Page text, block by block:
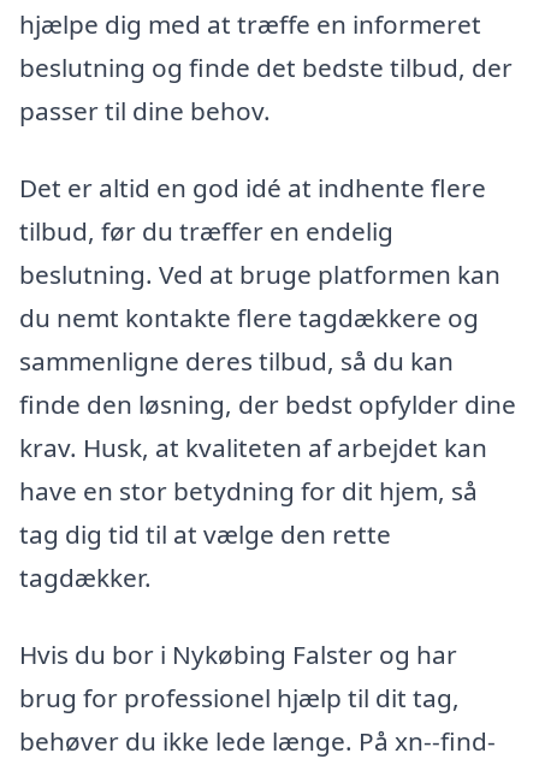
hjælpe dig med at træffe en informeret
beslutning og finde det bedste tilbud, der
passer til dine behov.
Det er altid en god idé at indhente flere
tilbud, før du træffer en endelig
beslutning. Ved at bruge platformen kan
du nemt kontakte flere tagdækkere og
sammenligne deres tilbud, så du kan
finde den løsning, der bedst opfylder dine
krav. Husk, at kvaliteten af arbejdet kan
have en stor betydning for dit hjem, så
tag dig tid til at vælge den rette
tagdækker.
Hvis du bor i Nykøbing Falster og har
brug for professionel hjælp til dit tag,
behøver du ikke lede længe. På xn--find-